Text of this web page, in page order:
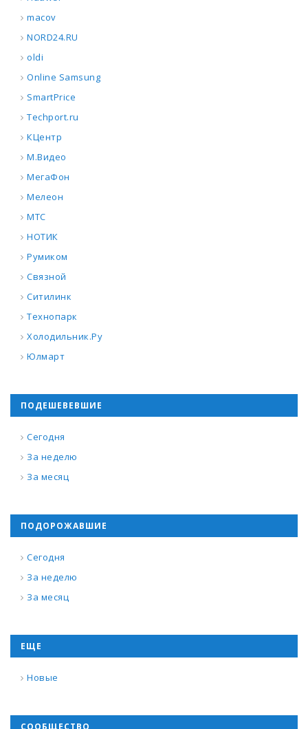
macov
NORD24.RU
oldi
Online Samsung
SmartPrice
Techport.ru
КЦентр
М.Видео
МегаФон
Мелеон
МТС
НОТИК
Румиком
Связной
Ситилинк
Технопарк
Холодильник.Ру
Юлмарт
ПОДЕШЕВЕВШИЕ
Сегодня
За неделю
За месяц
ПОДОРОЖАВШИЕ
Сегодня
За неделю
За месяц
ЕЩЕ
Новые
СООБЩЕСТВО